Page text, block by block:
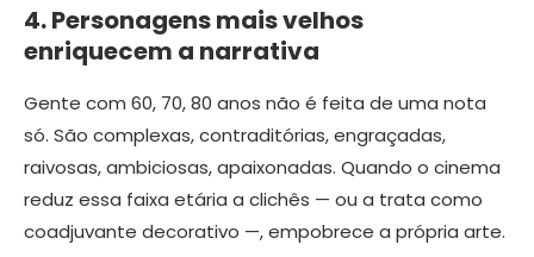
4. Personagens mais velhos
enriquecem a narrativa
Gente com 60, 70, 80 anos não é feita de uma nota
só. São complexas, contraditórias, engraçadas,
raivosas, ambiciosas, apaixonadas. Quando o cinema
reduz essa faixa etária a clichês — ou a trata como
coadjuvante decorativo —, empobrece a própria arte.